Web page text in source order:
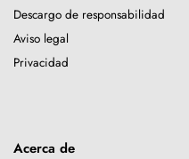
Descargo de responsabilidad
Aviso legal
Privacidad
Acerca de